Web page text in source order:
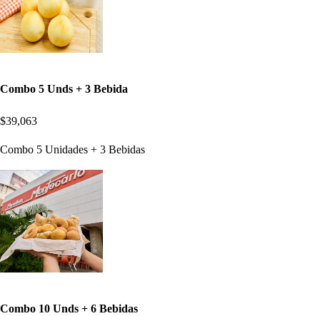
Combo 5 Unds + 3 Bebida
$39,063
Combo 5 Unidades + 3 Bebidas
Combo 10 Unds + 6 Bebidas